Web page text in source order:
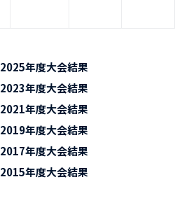
2025年度大会結果
2023年度大会結果
2021年度大会結果
2019年度大会結果
2017年度大会結果
2015年度大会結果